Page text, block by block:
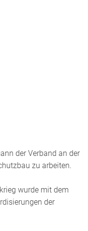
der Verband an der
zu arbeiten.
wurde mit dem
der